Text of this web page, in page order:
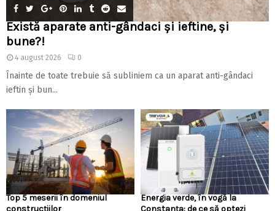
Există aparate anti-gândaci și ieftine, și
bune?!
4 august 2026 0
Înainte de toate trebuie să subliniem ca un aparat anti-gândaci
ieftin și bun...
Top 5 meserii în domeniul
construcțiilor
Energia verde, în vogă la
Constanța: de ce să optezi